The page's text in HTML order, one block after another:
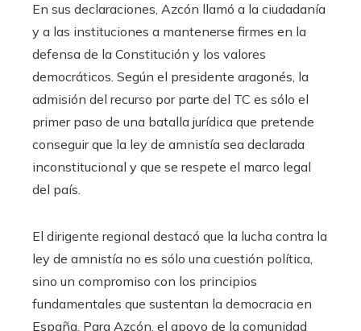
En sus declaraciones, Azcón llamó a la ciudadanía
y a las instituciones a mantenerse firmes en la
defensa de la Constitución y los valores
democráticos. Según el presidente aragonés, la
admisión del recurso por parte del TC es sólo el
primer paso de una batalla jurídica que pretende
conseguir que la ley de amnistía sea declarada
inconstitucional y que se respete el marco legal
del país.
El dirigente regional destacó que la lucha contra la
ley de amnistía no es sólo una cuestión política,
sino un compromiso con los principios
fundamentales que sustentan la democracia en
España. Para Azcón, el apoyo de la comunidad